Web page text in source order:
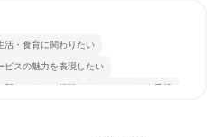
活・食育に関わりたい
ビスの魅力を表現したい
新しいものに挑戦 チームワークを重視